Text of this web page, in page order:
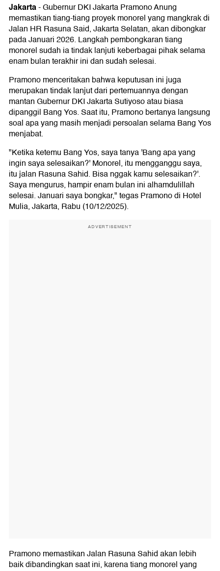
Jakarta-Gubernur DKI Jakarta Pramono Anung
memastikan tiang-tiang proyek monorel yang mangkrak di
Jalan HR Rasuna Said, Jakarta Selatan, akan dibongkar
pada Januari 2026. Langkah pembongkaran tiang
monorel sudah ia tindak lanjuti keberbagai pihak selama
enam bulan terakhir ini dan sudah selesai.
Pramono menceritakan bahwa keputusan ini juga
merupakan tindak lanjut dari pertemuannya dengan
mantan Gubernur DKI Jakarta Sutiyoso atau biasa
dipanggil Bang Yos. Saat itu, Pramono bertanya langsung
soal apa yang masih menjadi persoalan selama Bang Yos
menjabat.
"Ketika ketemu Bang Yos, saya tanya 'Bang apa yang
ingin saya selesaikan?' Monorel, itu mengganggu saya,
itu jalan Rasuna Sahid. Bisa nggak kamu selesaikan?'.
Saya mengurus, hampir enam bulan ini alhamdulillah
selesai. Januari saya bongkar," tegas Pramono di Hotel
Mulia, Jakarta, Rabu (10/12/2025).
ADVERTISEMENT
Pramono memastikan Jalan Rasuna Sahid akan lebih
baik dibandingkan saat ini, karena tiang monorel yang